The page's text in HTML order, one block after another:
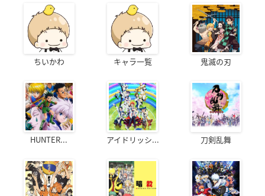
ちいかわ キャラ一覧 鬼滅の刃
HUNTER... アイドリッシ... 刀剣乱舞